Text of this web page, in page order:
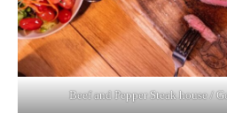
Beef and Pepper Steak house /